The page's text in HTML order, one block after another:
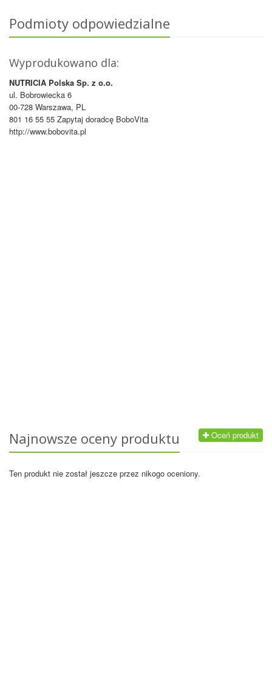
Podmioty odpowiedzialne
Wyprodukowano dla:
NUTRICIA Polska Sp. z o.o.
ul. Bobrowiecka 6
00-728 Warszawa, PL
801 16 55 55 Zapytaj doradcę BoboVita
http://www.bobovita.pl
Najnowsze oceny produktu Oceń produkt
Ten produkt nie został jeszcze przez nikogo oceniony.